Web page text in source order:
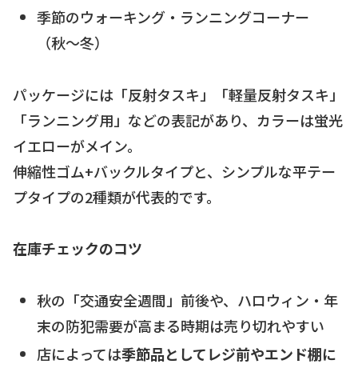
季節のウォーキング・ランニングコーナー
（秋〜冬）
パッケージには「反射タスキ」「軽量反射タスキ」
「ランニング用」などの表記があり、カラーは蛍光
イエローがメイン。
伸縮性ゴム+バックルタイプと、シンプルな平テー
プタイプの2種類が代表的です。
在庫チェックのコツ
秋の「交通安全週間」前後や、ハロウィン・年
末の防犯需要が高まる時期は売り切れやすい
店によっては季節品としてレジ前やエンド棚に